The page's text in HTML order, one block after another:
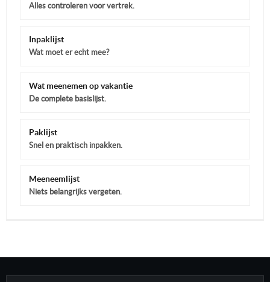
Alles controleren voor vertrek.
Inpaklijst
Wat moet er echt mee?
Wat meenemen op vakantie
De complete basislijst.
Paklijst
Snel en praktisch inpakken.
Meeneemlijst
Niets belangrijks vergeten.